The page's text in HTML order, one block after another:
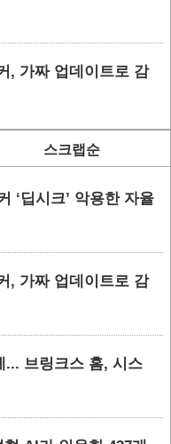
, 가짜 업데이트로 감
스크랩순
‘딥시크’ 악용한 자율
, 가짜 업데이트로 감
... 브링크스 홈, 시스